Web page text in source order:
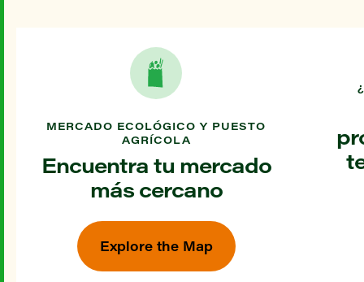
MERCADO ECOLÓGICO Y PUESTO
AGRÍCOLA
Encuentra tu mercado
más cercano
Explore the Map